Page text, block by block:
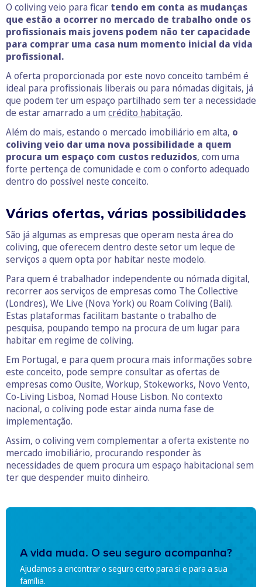
O coliving veio para ficar tendo em conta as mudanças
que estão a ocorrer no mercado de trabalho onde os
profissionais mais jovens podem não ter capacidade
para comprar uma casa num momento inicial da vida
profissional.
A oferta proporcionada por este novo conceito também é
ideal para profissionais liberais ou para nómadas digitais, já
que podem ter um espaço partilhado sem ter a necessidade
de estar amarrado a um crédito habitação.
Além do mais, estando o mercado imobiliário em alta, o
coliving veio dar uma nova possibilidade a quem
procura um espaço com custos reduzidos, com uma
forte pertença de comunidade e com o conforto adequado
dentro do possível neste conceito.
Várias ofertas, várias possibilidades
São já algumas as empresas que operam nesta área do
coliving, que oferecem dentro deste setor um leque de
serviços a quem opta por habitar neste modelo.
Para quem é trabalhador independente ou nómada digital,
recorrer aos serviços de empresas como The Collective
(Londres), We Live (Nova York) ou Roam Coliving (Bali).
Estas plataformas facilitam bastante o trabalho de
pesquisa, poupando tempo na procura de um lugar para
habitar em regime de coliving.
Em Portugal, e para quem procura mais informações sobre
este conceito, pode sempre consultar as ofertas de
empresas como Ousite, Workup, Stokeworks, Novo Vento,
Co-Living Lisboa, Nomad House Lisbon. No contexto
nacional, o coliving pode estar ainda numa fase de
implementação.
Assim, o coliving vem complementar a oferta existente no
mercado imobiliário, procurando responder às
necessidades de quem procura um espaço habitacional sem
ter que despender muito dinheiro.
A vida muda. O seu seguro acompanha?
Ajudamos a encontrar o seguro certo para si e para a sua
família.